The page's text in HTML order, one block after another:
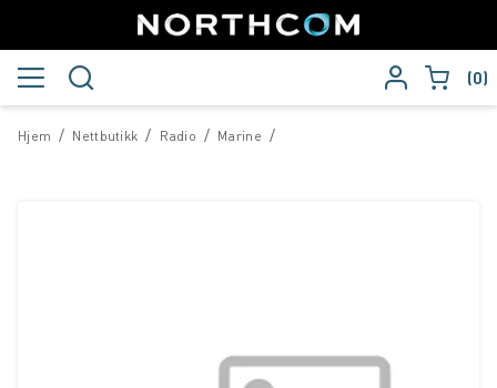
0
/
Hjem /
Nettbutikk /
Radio /
Marine